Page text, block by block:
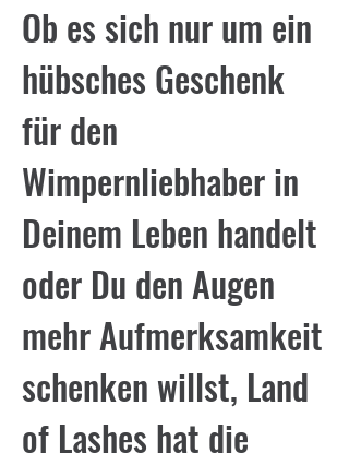
Ob es sich nur um ein
hübsches Geschenk
für den
Wimpernliebhaber in
Deinem Leben handelt
oder Du den Augen
mehr Aufmerksamkeit
schenken willst, Land
of Lashes hat die